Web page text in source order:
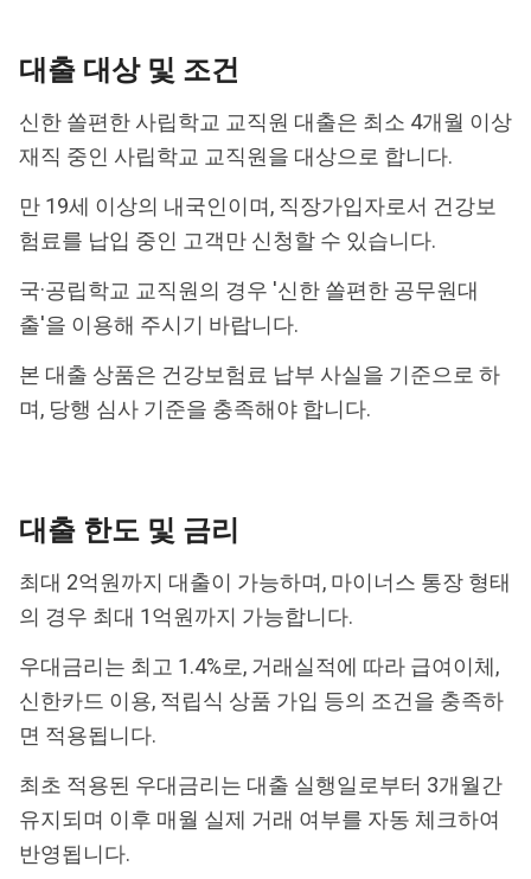
대출 대상 및 조건
신한 쏠편한 사립학교 교직원 대출은 최소 4개월 이상
재직 중인 사립학교 교직원을 대상으로 합니다.
만 19세 이상의 내국인이며, 직장가입자로서 건강보
험료를 납입 중인 고객만 신청할 수 있습니다.
국·공립학교 교직원의 경우 '신한 쏠편한 공무원대
출'을 이용해 주시기 바랍니다.
본 대출 상품은 건강보험료 납부 사실을 기준으로 하
며, 당행 심사 기준을 충족해야 합니다.
대출 한도 및 금리
최대 2억원까지 대출이 가능하며, 마이너스 통장 형태
의 경우 최대 1억원까지 가능합니다.
우대금리는 최고 1.4%로, 거래실적에 따라 급여이체,
신한카드 이용, 적립식 상품 가입 등의 조건을 충족하
면 적용됩니다.
최초 적용된 우대금리는 대출 실행일로부터 3개월간
유지되며 이후 매월 실제 거래 여부를 자동 체크하여
반영됩니다.